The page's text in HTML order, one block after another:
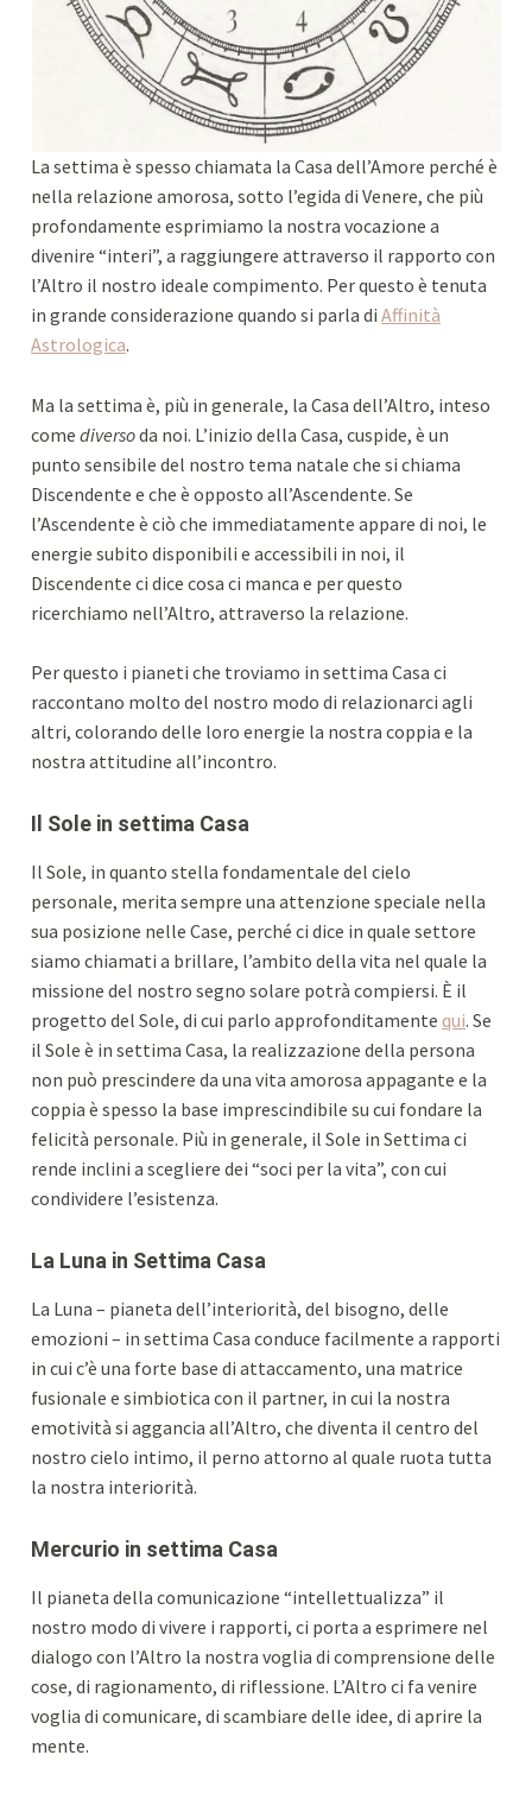
La settima è spesso chiamata la Casa dell’Amore perché è
nella relazione amorosa, sotto l’egida di Venere, che più
profondamente esprimiamo la nostra vocazione a
divenire “interi”, a raggiungere attraverso il rapporto con
l’Altro il nostro ideale compimento. Per questo è tenuta
in grande considerazione quando si parla diAffinità
Astrologica.
Ma la settima è, più in generale, la Casa dell’Altro, inteso
comediversoda noi. L’inizio della Casa, cuspide, è un
punto sensibile del nostro tema natale che si chiama
Discendente e che è opposto all’Ascendente. Se
l’Ascendente è ciò che immediatamente appare di noi, le
energie subito disponibili e accessibili in noi, il
Discendente ci dice cosa ci manca e per questo
ricerchiamo nell’Altro, attraverso la relazione.
Per questo i pianeti che troviamo in settima Casa ci
raccontano molto del nostro modo di relazionarci agli
altri, colorando delle loro energie la nostra coppia e la
nostra attitudine all’incontro.
Il Sole in settima Casa
Il Sole, in quanto stella fondamentale del cielo
personale, merita sempre una attenzione speciale nella
sua posizione nelle Case, perché ci dice in quale settore
siamo chiamati a brillare, l’ambito della vita nel quale la
missione del nostro segno solare potrà compiersi. È il
progetto del Sole, di cui parlo approfonditamentequi. Se
il Sole è in settima Casa, la realizzazione della persona
non può prescindere da una vita amorosa appagante e la
coppia è spesso la base imprescindibile su cui fondare la
felicità personale. Più in generale, il Sole in Settima ci
rende inclini a scegliere dei “soci per la vita”, con cui
condividere l’esistenza.
La Luna in Settima Casa
La Luna – pianeta dell’interiorità, del bisogno, delle
emozioni – in settima Casa conduce facilmente a rapporti
in cui c’è una forte base di attaccamento, una matrice
fusionale e simbiotica con il partner, in cui la nostra
emotività si aggancia all’Altro, che diventa il centro del
nostro cielo intimo, il perno attorno al quale ruota tutta
la nostra interiorità.
Mercurio in settima Casa
Il pianeta della comunicazione “intellettualizza” il
nostro modo di vivere i rapporti, ci porta a esprimere nel
dialogo con l’Altro la nostra voglia di comprensione delle
cose, di ragionamento, di riflessione. L’Altro ci fa venire
voglia di comunicare, di scambiare delle idee, di aprire la
mente.